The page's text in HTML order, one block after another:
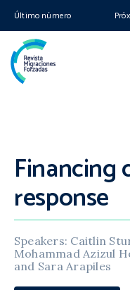
Último número
Financing
response
Speakers: Caitlin
Mohammad Azizul
and Sara Arapiles